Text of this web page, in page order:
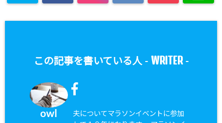
この記事を書いている人 - WRITER-
owl
夫についてマラソンイベントに参加